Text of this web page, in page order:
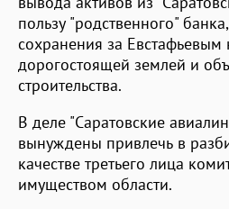
пользу "родственного"
сохранения за Евстафьевым
дорогостоящей землей и
строительства.
В деле "Саратовские
вынуждены привлечь в
качестве третьего лица
имуществом области.